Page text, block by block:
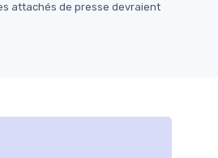
attachés de presse devraient